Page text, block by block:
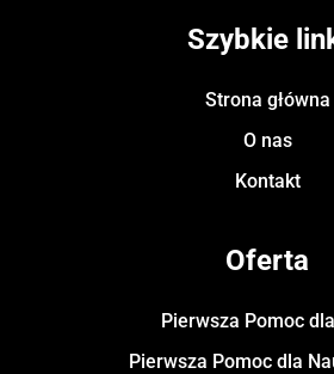
Szybkie
Strona główna
O nas
Kontakt
Oferta
Pierwsza Pomoc
Pierwsza Pomoc dla